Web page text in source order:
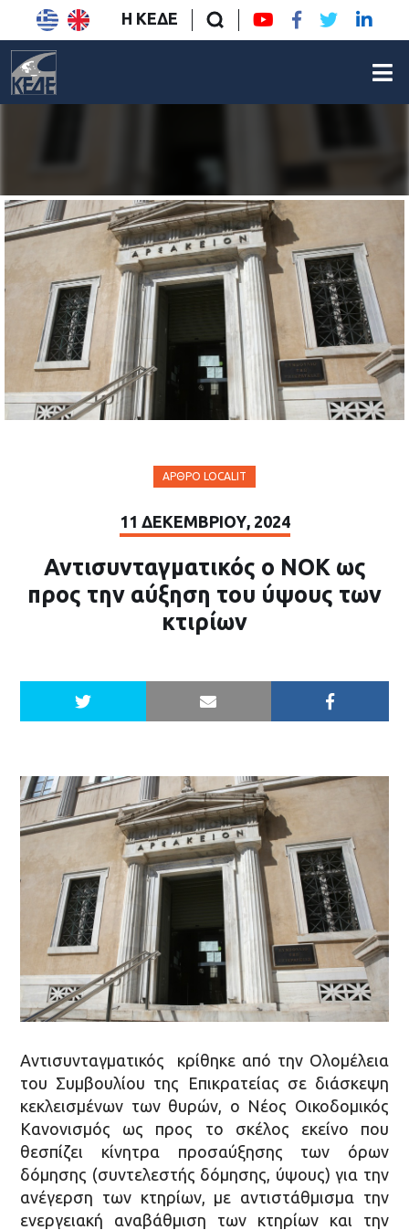
Η ΚΕΔΕ
ΆΡΘΡΟ LOCALIT
11 ΔΕΚΕΜΒΡΊΟΥ, 2024
Αντισυνταγματικός ο ΝΟΚ ως
προς την αύξηση του ύψους των
κτιρίων
Αντισυνταγματικός κρίθηκε από την Ολομέλεια
του Συμβουλίου της Επικρατείας σε διάσκεψη
κεκλεισμένων των θυρών, ο Νέος Οικοδομικός
Κανονισμός ως προς το σκέλος εκείνο που
θεσπίζει κίνητρα προσαύξησης των όρων
δόμησης (συντελεστής δόμησης, ύψους) για την
ανέγερση των κτηρίων, με αντιστάθμισμα την
ενεργειακή αναβάθμιση των κτηρίων και την